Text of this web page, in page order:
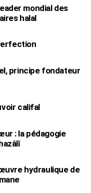
mondial des
halal
principe fondateur
califal
: la pédagogie
hydraulique de